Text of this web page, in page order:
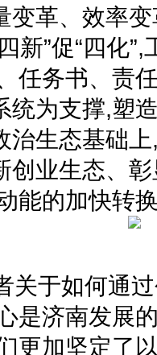
变革、效率
新”促“四化
任务书、责
统为支撑,塑
治生态基础
创业生态、
能的加快转
于如何通
是济南发展
更加坚定了